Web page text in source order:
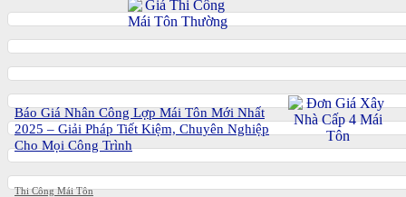
Báo Giá Nhân Công Lợp Mái Tôn Mới Nhất
2025 – Giải Pháp Tiết Kiệm, Chuyên Nghiệp
Cho Mọi Công Trình
Thi Công Mái Tôn